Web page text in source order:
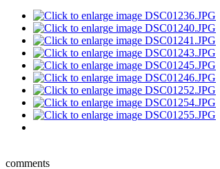
comments